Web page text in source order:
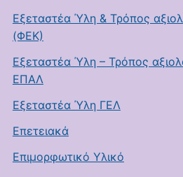
Εξεταστέα Ύλη & Τρόπος
(ΦΕΚ)
Εξεταστέα Ύλη – Τρόπος
ΕΠΑΛ
Εξεταστέα Ύλη ΓΕΛ
Επετειακά
Επιμορφωτικό Υλικό